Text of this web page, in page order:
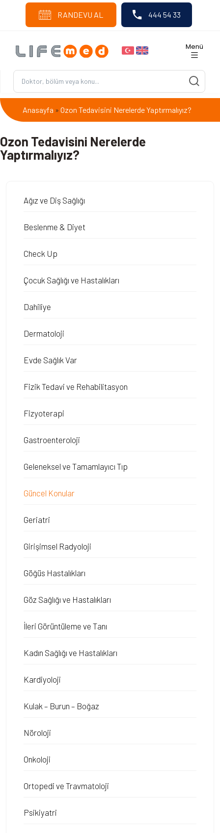
RANDEVU AL 444 54 33
Menü
Ozon Tedavisini Nerelerde
Yaptırmalıyız?
Anasayfa » Ozon Tedavisini Nerelerde Yaptırmalıyız?
Ağız ve Diş Sağlığı
Beslenme & Diyet
Check Up
Çocuk Sağlığı ve Hastalıkları
Dahiliye
Dermatoloji
Evde Sağlık Var
Fizik Tedavi ve Rehabilitasyon
Fizyoterapi
Gastroenteroloji
Geleneksel ve Tamamlayıcı Tıp
Güncel Konular
Geriatri
Girişimsel Radyoloji
Göğüs Hastalıkları
Göz Sağlığı ve Hastalıkları
İleri Görüntüleme ve Tanı
Kadın Sağlığı ve Hastalıkları
Kardiyoloji
Kulak – Burun – Boğaz
Nöroloji
Onkoloji
Ortopedi ve Travmatoloji
Psikiyatri